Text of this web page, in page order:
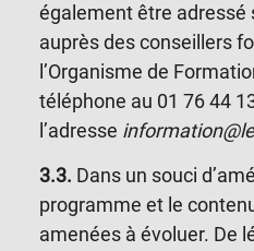
également être adressé
auprès des conseillers
l’Organisme de
téléphone au 01 76 44
l’adresse
3.3. Dans un souci
programme et le
amenées à évoluer. De